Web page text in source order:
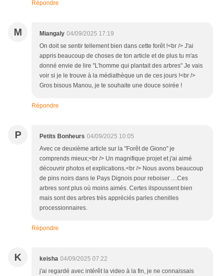
Répondre
M Miangaly 04/09/2025 17:19
On doit se sentir tellement bien dans cette forêt !<br /> J'ai
appris beaucoup de choses de ton article et de plus tu m'as
donné envie de lire ''L'homme qui plantait des arbres" Je vais
voir si je le trouve à la médiathèque un de ces jours !<br />
Gros bisous Manou, je te souhaite une douce soirée !
Répondre
P Petits Bonheurs 04/09/2025 10:05
Avec ce deuxième article sur la "Forêt de Giono" je
comprends mieux;<br /> Un magnifique projet et j'ai aimé
découvrir photos et explications.<br /> Nous avons beaucoup
de pins noirs dans le Pays Dignois pour reboiser ....Ces
arbres sont plus où moins aimés. Certes ilspoussent bien
mais sont des arbres très appréciés parles chenilles
processionnaires.
Répondre
K keisha 04/09/2025 07:22
j'ai regardé avec intérêt la video à la fin, je ne connaissais